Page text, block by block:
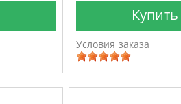
Купить
Условия заказа